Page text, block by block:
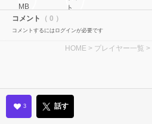
コメント （ 0 ）
コメントするにはログインが必要です
HOME > プレイヤー一覧 >
3 話す